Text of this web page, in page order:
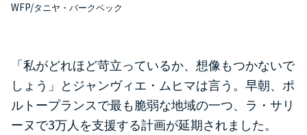
WFP/タニヤ・バークベック
「私がどれほど苛立っているか、想像もつかないで
しょう」とジャンヴィエ・ムヒマは言う。早朝、ポ
ルトープランスで最も脆弱な地域の一つ、ラ・サリ
ーヌで3万人を支援する計画が延期されました。